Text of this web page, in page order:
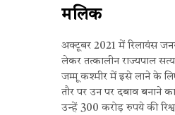
मलिक
अक्टूबर 2021 में रिलायंस
लेकर तत्कालीन राज्यपाल
जम्मू कश्मीर में इसे लाने के
तौर पर उन पर दबाव बनाने
उन्हें 300 करोड़ रुपये की